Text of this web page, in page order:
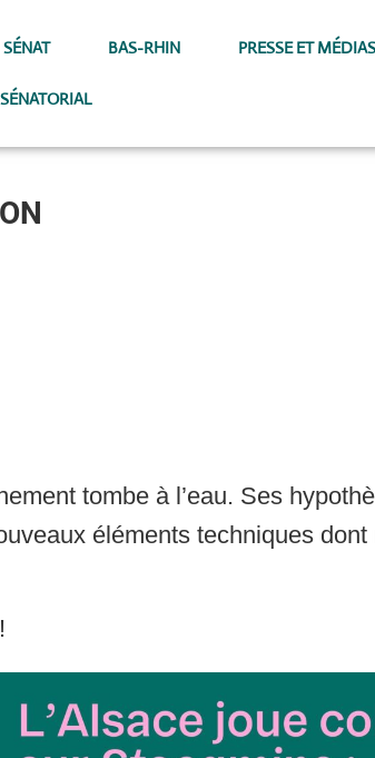
BAS-RHIN PRESSE ET MÉDIAS
tombe à l’eau. Ses
éléments techniques